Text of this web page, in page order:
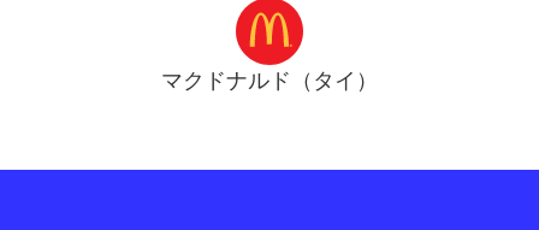
マクドナルド（タイ）